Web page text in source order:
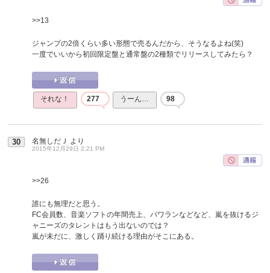
>>13
ジャンプの2倍くらい多い形態で売るんだから、そうなるよね(笑)
一度でいいから初回限定盤と通常盤の2種類でリリースしてみたら？
それな！ 277 うーん… 98
30 名無しだＪ より
2015年12月29日 2:21 PM
>>26
誰にも無理だと思う。
FC会員数、音楽ソフトの年間売上、パワランなどなど、嵐を抜けるジ
ャニーズのタレントはもう出ないのでは？
嵐が未だに、激しく踊り続ける理由がそこにある。